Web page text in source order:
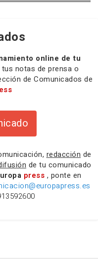
online de tu
notas de prensa o
de Comunicados de
redacción de
de tu comunicado
press , ponte en